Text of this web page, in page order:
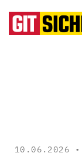
10.06.2026